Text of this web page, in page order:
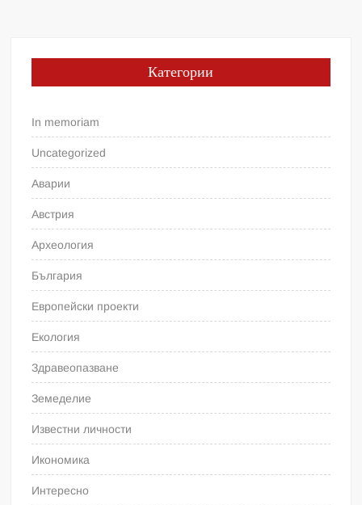
Категории
In memoriam
Uncategorized
Аварии
Австрия
Археология
България
Европейски проекти
Екология
Здравеопазване
Земеделие
Известни личности
Икономика
Интересно